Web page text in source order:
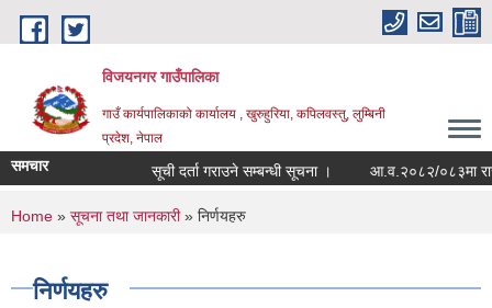
Skip to main content
विजयनगर गाउँपालिका
गाउँ कार्यपालिकाको कार्यालय , खुरुहुरिया, कपिलवस्तु, लुम्बिनी
प्रदेश, नेपाल
समचार सूची दर्ता गराउने सम्बन्धी सूचना । आ.व.२०८२/०८३मा
You are here
Home » सूचना तथा जानकारी» निर्णयहरु
निर्णयहरु